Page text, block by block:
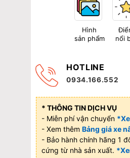
Hình
sản phẩm
nổi
HOTLINE
0934.166.552
* THÔNG TIN DỊCH VỤ
- Miễn phí vận chuyển
- Xem thêm Bảng giá xe
- Bảo hành chính hãng 1
cứng từ nhà sản xuất.